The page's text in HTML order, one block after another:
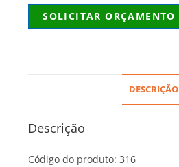
SOLICITAR ORÇAMENTO
DESCRIÇÃO
Descrição
Código do produto: 316